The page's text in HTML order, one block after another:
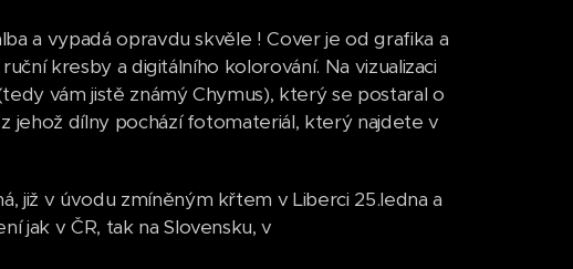
a vypadá opravdu skvěle ! Cover je od grafika a
kresby a digitálního kolorování. Na vizualizaci
vám jistě známý Chymus), který se postaral o
jehož dílny pochází fotomateriál, který najdete v
již v úvodu zmíněným křtem v Liberci 25.ledna a
jak v ČR, tak na Slovensku, v